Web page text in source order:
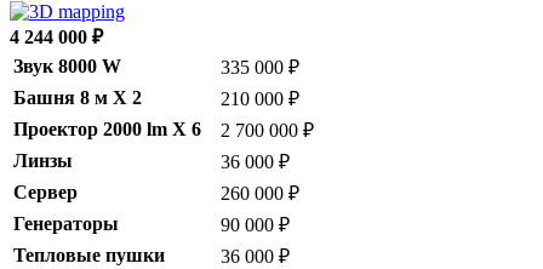
4 244 000 ₽
Звук 8000 W
335 000 ₽
Башня 8 м X 2
210 000 ₽
Проектор 2000 lm X 6
2 700 000 ₽
Линзы
36 000 ₽
Сервер
260 000 ₽
Генераторы
90 000 ₽
Тепловые пушки
36 000 ₽